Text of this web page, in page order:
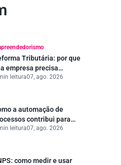
Tributária: por que
empresa precisa
a se preparar
leitura07, ago. 2026
a automação de
contribui para
gestão pública mais
leitura07, ago. 2026
como medir e usar